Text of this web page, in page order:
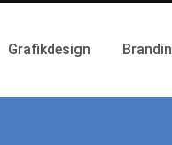
Grafikdesign